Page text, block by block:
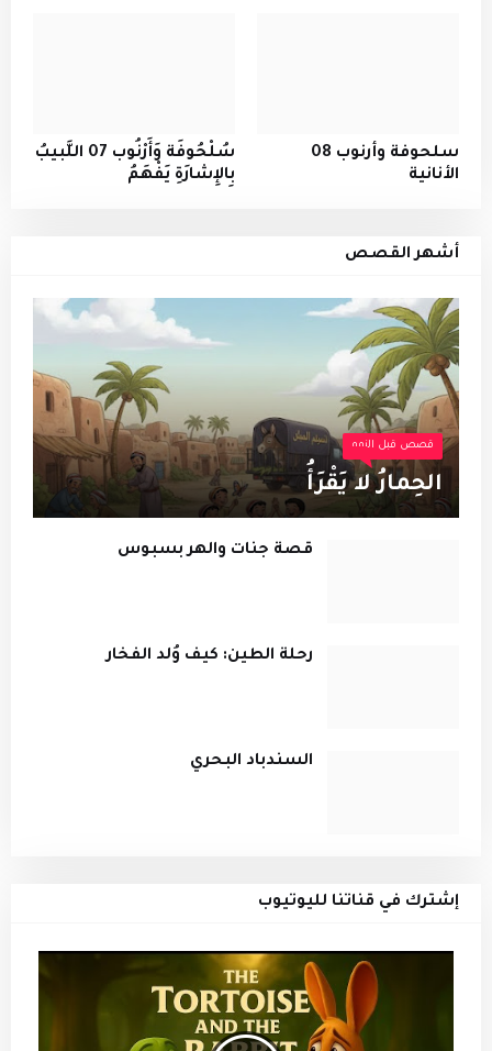
سلحوفة وأرنوب 08
الأنانية
سُلْحُوفَة وَأَرْنُوب 07 اللَّبيبُ
بِالإِشارَةِ يَفْهَمُ
أشهر القصص
قصص قبل النوم
الحِمارُ لا يَقْرَأُ
قصة جنات والهر بسبوس
رحلة الطين: كيف وُلد الفخار
السندباد البحري
إشترك في قناتنا لليوتيوب